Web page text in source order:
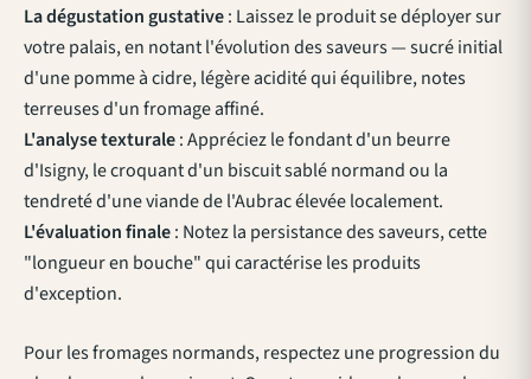
La dégustation gustative: Laissez le produit se déployer sur
votre palais, en notant l'évolution des saveurs — sucré initial
d'une pomme à cidre, légère acidité qui équilibre, notes
terreuses d'un fromage affiné.
L'analyse texturale: Appréciez le fondant d'un beurre
d'Isigny, le croquant d'un biscuit sablé normand ou la
tendreté d'une viande de l'Aubrac élevée localement.
L'évaluation finale: Notez la persistance des saveurs, cette
"longueur en bouche" qui caractérise les produits
d'exception.
Pour les fromages normands, respectez une progression du